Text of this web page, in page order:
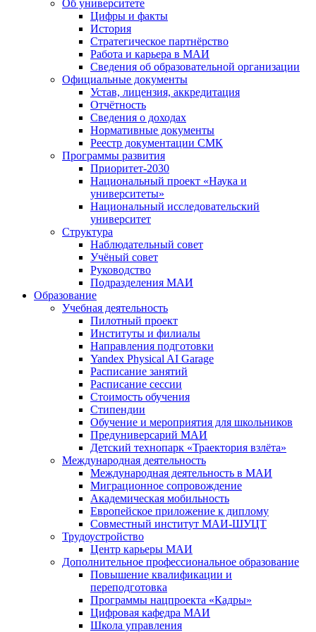
Об университете
Цифры и факты
История
Стратегическое партнёрство
Работа и карьера в МАИ
Сведения об образовательной организации
Официальные документы
Устав, лицензия, аккредитация
Отчётность
Сведения о доходах
Нормативные документы
Реестр документации СМК
Программы развития
Приоритет-2030
Национальный проект «Наука и
университеты»
Национальный исследовательский
университет
Структура
Наблюдательный совет
Учёный совет
Руководство
Подразделения МАИ
Образование
Учебная деятельность
Пилотный проект
Институты и филиалы
Направления подготовки
Yandex Physical AI Garage
Расписание занятий
Расписание сессии
Стоимость обучения
Стипендии
Обучение и мероприятия для школьников
Предуниверсарий МАИ
Детский технопарк «Траектория взлёта»
Международная деятельность
Международная деятельность в МАИ
Миграционное сопровождение
Академическая мобильность
Европейское приложение к диплому
Совместный институт МАИ-ШУЦТ
Трудоустройство
Центр карьеры МАИ
Дополнительное профессиональное образование
Повышение квалификации и
переподготовка
Программы нацпроекта «Кадры»
Цифровая кафедра МАИ
Школа управления